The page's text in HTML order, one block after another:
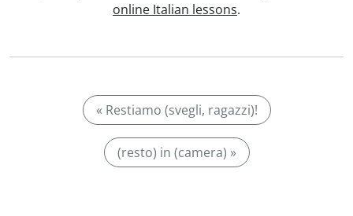
online Italian lessons.
« Restiamo (svegli, ragazzi)!
(resto) in (camera) »